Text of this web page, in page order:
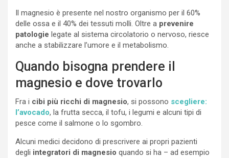
Il magnesio è presente nel nostro organismo per il 60%
delle ossa e il 40% dei tessuti molli. Oltre a prevenire
patologie legate al sistema circolatorio o nervoso, riesce
anche a stabilizzare l’umore e il metabolismo.
Quando bisogna prendere il
magnesio e dove trovarlo
Fra i cibi più ricchi di magnesio, si possono scegliere:
l’avocado, la frutta secca, il tofu, i legumi e alcuni tipi di
pesce come il salmone o lo sgombro.
Alcuni medici decidono di prescrivere ai propri pazienti
degli integratori di magnesio quando si ha – ad esempio